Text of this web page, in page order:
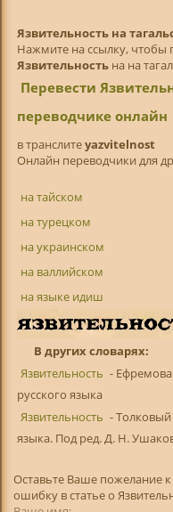
Язвительность на
Нажмите на ссылку, чтобы
Язвительностьна на
Перевести
переводчике онлайн
в транслитeyazvitelnost
Онлайн переводчики для
на тайском
на турецком
на украинском
на валлийском
на языке идиш
В других словарях:
Язвительность -
русского языка
Язвительность - Толковый
языка. Под ред. Д. Н.
Оставьте Ваше пожелание
ошибку в статье о